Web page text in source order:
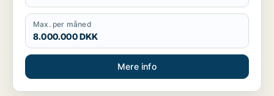
Max. per måned
8.000.000 DKK
Mere info